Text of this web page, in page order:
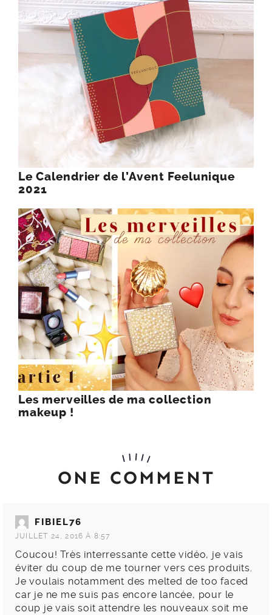
Le Calendrier de l’Avent Feelunique
2021
Les merveilles de ma collection
makeup !
ONE COMMENT
FIBIEL76
JUILLET 24, 2016 À 8:57
Coucou! Très interressante cette vidéo, je vais
éviter du coup de me tourner vers ces produits.
Je voulais notamment des melted de too faced
car je ne me suis pas encore lancée, pour le
coup je vais soit attendre les nouveaux soit me